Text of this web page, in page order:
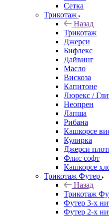
Сетка
Трикотаж
Назад
Трикотаж
Джерси
Бифлекс
Дайвинг
Масло
Вискоза
Капитоне
Люрекс /
Неопрен
Лапша
Рибана
Кашкорсе
Кулирка
Джерси
Флис софт
Кашкорсе
Трикотаж Футер
Назад
Трикотаж
Футер 3-х
Футер 2-х